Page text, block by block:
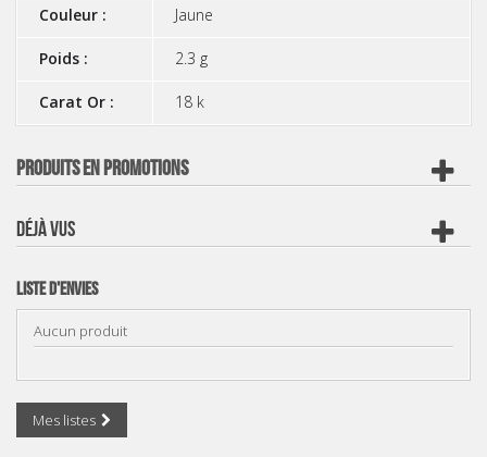
Couleur : Jaune
Poids : 2.3 g
Carat Or : 18 k
PRODUITS EN PROMOTIONS
DÉJÀ VUS
Liste d'envies
Aucun produit
Mes listes